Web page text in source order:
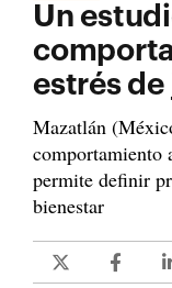
Un
estrés
Mazatlán
comportamiento
permite definir
bienestar